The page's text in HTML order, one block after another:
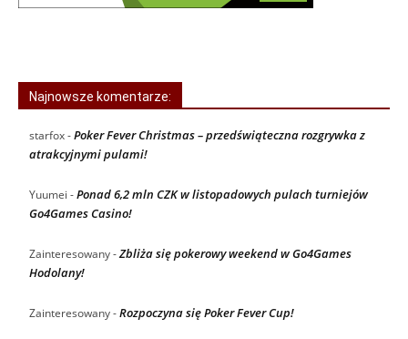
Najnowsze komentarze:
starfox-Poker Fever Christmas – przedświąteczna rozgrywka z
atrakcyjnymi pulami!
Yuumei -Ponad 6,2 mln CZK w listopadowych pulach turniejów
Go4Games Casino!
Zainteresowany-Zbliża się pokerowy weekend w Go4Games
Hodolany!
Zainteresowany-Rozpoczyna się Poker Fever Cup!